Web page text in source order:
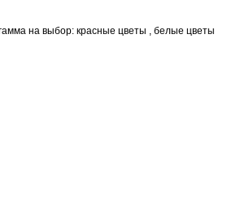
на выбор: красные цветы , белые цветы